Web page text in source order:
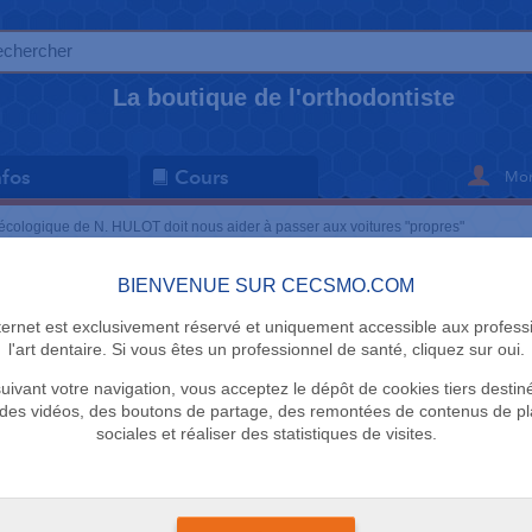
La boutique de l'orthodontiste
Cours
BIENVENUE SUR CECSMO.COM
est exclusivement réservé et uniquement accessible aux
l'art dentaire. Si vous êtes un professionnel de santé, cliquez sur oui.
votre navigation, vous acceptez le dépôt de cookies tiers
vidéos, des boutons de partage, des remontées de contenus de
sociales et réaliser des statistiques de visites.
de N. HULOT doit nous aider à passer aux voitures "propres"
Le nouveau bonus écologique de N.
passer aux voitures "propres"
De nos jours, de plus en plus de personnes se sentent concernées par
certaines de leurs habitudes. Cependant, le plus gros inconvénient
"écologiques" qui est plus élevé que celui des voitures à moteurs
pour réduire cet écart et inciter les automobilistes, l'Etat a mis en
véhicule électrique ou
l'exonération de la taxe sur